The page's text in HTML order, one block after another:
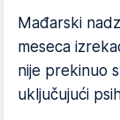
Mađarski
meseca
nije prekinuo
uključujući